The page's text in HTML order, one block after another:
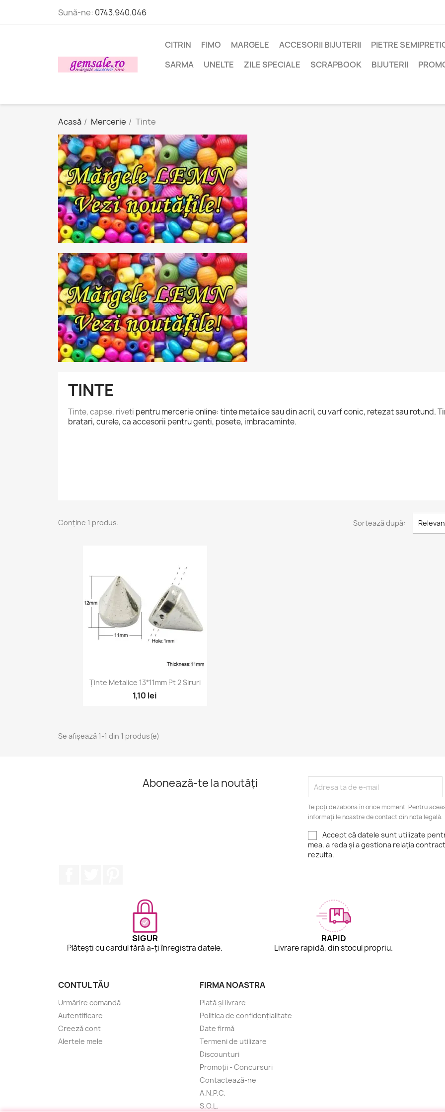
Sună-ne: 0743.940.046
CITRIN FIMO MARGELE ACCESORII BIJUTERII
PIETRE
SARMA
UNELTE ZILE SPECIALE SCRAPBOOK BIJUTERII
Acasă Mercerie Tinte
TINTE
Tinte, capse, riveti pentru mercerie online: tinte metalice sau din acril, cu varf conic, retezat sau rotund.
bratari, curele, ca accesorii pentru genti, posete, imbracaminte.
Conține 1 produs. Sortează după:
Vizualizare rapidă
Ținte Metalice 13*11mm Pt 2 Șiruri
1,10 lei
Se afișează 1-1 din 1 produs(e)
Abonează-te la noutăți
Te poți dezabona în orice moment. Pentru
informațiile noastre de contact din nota legală.
Accept că datele sunt utilizate
mea, a reda și a gestiona relația
rezulta.
SIGUR
Plătești cu cardul fără a-ți înregistra datele.
RAPID
Livrare rapidă, din stocul propriu.
CONTUL TĂU
Urmărire comandă
Autentificare
Creeză cont
Alertele mele
FIRMA NOASTRA
Plată și livrare
Politica de confidențialitate
Date firmă
Termeni de utilizare
Discounturi
Promoții - Concursuri
Contactează-ne
A.N.P.C.
S.O.L.